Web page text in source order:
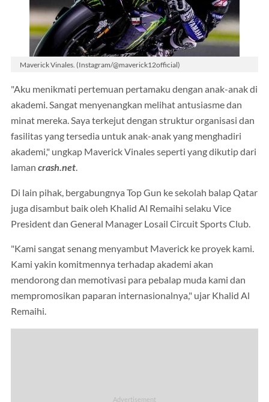
Maverick Vinales. (Instagram/@maverick12official)
"Aku menikmati pertemuan pertamaku dengan anak-anak di
akademi. Sangat menyenangkan melihat antusiasme dan
minat mereka. Saya terkejut dengan struktur organisasi dan
fasilitas yang tersedia untuk anak-anak yang menghadiri
akademi," ungkap Maverick Vinales seperti yang dikutip dari
laman crash.net.
Di lain pihak, bergabungnya Top Gun ke sekolah balap Qatar
juga disambut baik oleh Khalid Al Remaihi selaku Vice
President dan General Manager Losail Circuit Sports Club.
"Kami sangat senang menyambut Maverick ke proyek kami.
Kami yakin komitmennya terhadap akademi akan
mendorong dan memotivasi para pebalap muda kami dan
mempromosikan paparan internasionalnya," ujar Khalid Al
Remaihi.